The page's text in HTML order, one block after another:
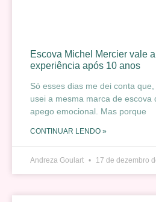
Escova Michel Mercier vale
experiência após 10 anos
Só esses dias me dei conta
usei a mesma marca de escova
apego emocional. Mas porque
CONTINUAR LENDO »
Andreza Goulart 17 de dezembro